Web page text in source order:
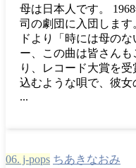
母は日本人です。
司の劇団に入団します
ドより「時には母の
ー、この曲は皆さん
り、レコード大賞を
込むような唄で、彼
...
06. j-pops ちあきなおみ